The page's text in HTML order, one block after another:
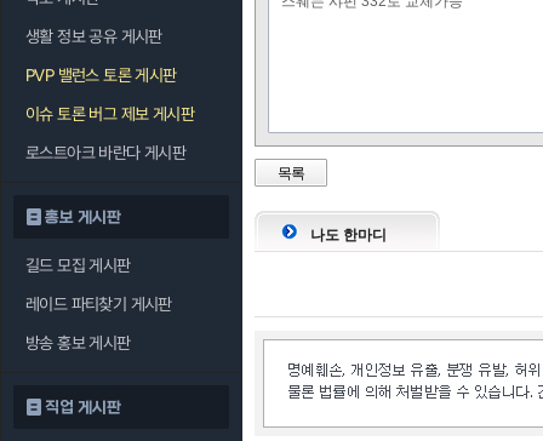
생활 정보 공유 게시판
PVP 밸런스 토론 게시판
이슈 토론 버그 제보 게시판
로스트아크 바란다 게시판
홍보 게시판
길드 모집 게시판
레이드 파티찾기 게시판
방송 홍보 게시판
직업 게시판
블러드 매서커
블러드 피어싱
목록
나도 한마디